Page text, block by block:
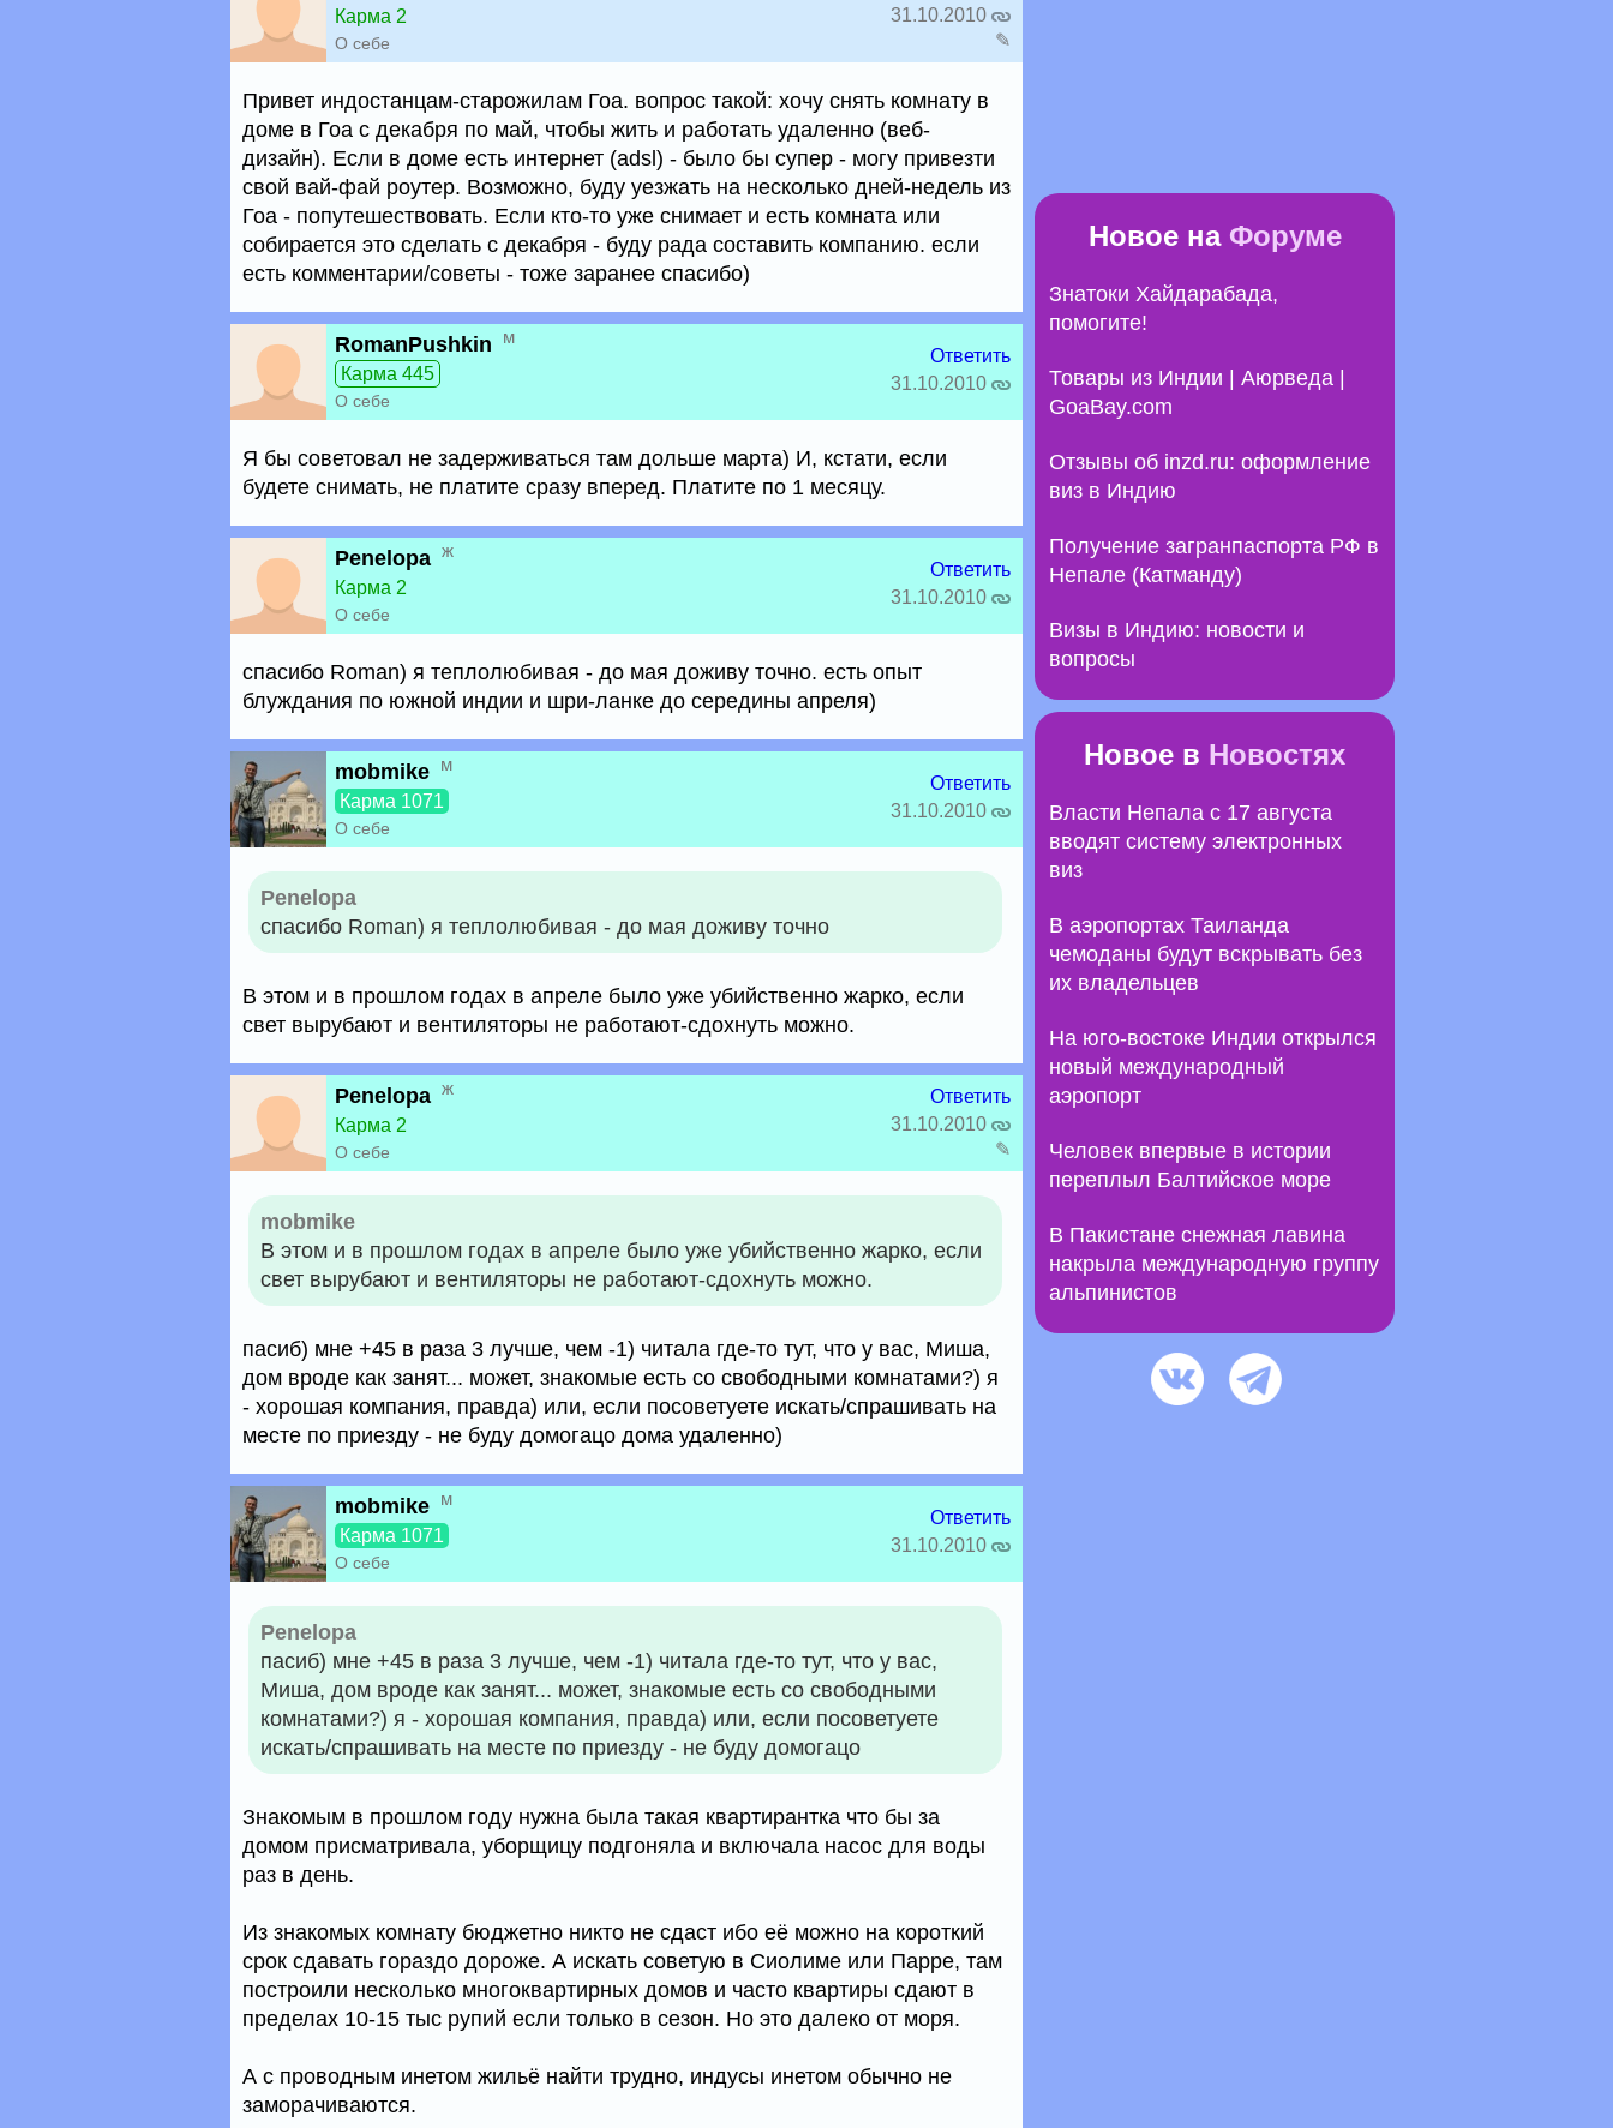
Карма 2
О себе
31.10.2010
✎
Привет индостанцам-старожилам Гоа. вопрос такой: хочу снять комнату в
доме в Гоа с декабря по май, чтобы жить и работать удаленно (веб-
дизайн). Если в доме есть интернет (adsl) - было бы супер - могу привезти
свой вай-фай роутер. Возможно, буду уезжать на несколько дней-недель из
Гоа - попутешествовать. Если кто-то уже снимает и есть комната или
собирается это сделать с декабря - буду рада составить компанию. если
есть комментарии/советы - тоже заранее спасибо)
RomanPushkin
м
Карма 445
О себе
Ответить
31.10.2010
Я бы советовал не задерживаться там дольше марта) И, кстати, если
будете снимать, не платите сразу вперед. Платите по 1 месяцу.
Penelopa ж
Карма 2
О себе
Ответить
31.10.2010
спасибо Roman) я теплолюбивая - до мая доживу точно. есть опыт
блуждания по южной индии и шри-ланке до середины апреля)
mobmike м
Карма 1071
О себе
Ответить
31.10.2010
Penelopa
спасибо Roman) я теплолюбивая - до мая доживу точно
В этом и в прошлом годах в апреле было уже убийственно жарко, если
свет вырубают и вентиляторы не работают-сдохнуть можно.
Penelopa ж
Карма 2
О себе
Ответить
31.10.2010
✎
mobmike
В этом и в прошлом годах в апреле было уже убийственно жарко, если
свет вырубают и вентиляторы не работают-сдохнуть можно.
пасиб) мне +45 в раза 3 лучше, чем -1) читала где-то тут, что у вас, Миша,
дом вроде как занят... может, знакомые есть со свободными комнатами?) я
- хорошая компания, правда) или, если посоветуете искать/спрашивать на
месте по приезду - не буду домогацо дома удаленно)
mobmike м
Карма 1071
О себе
Ответить
31.10.2010
Penelopa
пасиб) мне +45 в раза 3 лучше, чем -1) читала где-то тут, что у вас,
Миша, дом вроде как занят... может, знакомые есть со свободными
комнатами?) я - хорошая компания, правда) или, если посоветуете
искать/спрашивать на месте по приезду - не буду домогацо
Знакомым в прошлом году нужна была такая квартирантка что бы за
домом присматривала, уборщицу подгоняла и включала насос для воды
раз в день.
Из знакомых комнату бюджетно никто не сдаст ибо её можно на короткий
срок сдавать гораздо дороже. А искать советую в Сиолиме или Парре, там
построили несколько многоквартирных домов и часто квартиры сдают в
пределах 10-15 тыс рупий если только в сезон. Но это далеко от моря.
А с проводным инетом жильё найти трудно, индусы инетом обычно не
заморачиваются.
Новое на Форуме
Знатоки Хайдарабада,
помогите!
Товары из Индии | Аюрведа |
GoaBay.com
Отзывы об inzd.ru: оформление
виз в Индию
Получение загранпаспорта РФ в
Непале (Катманду)
Визы в Индию: новости и
вопросы
Новое в Новостях
Власти Непала с 17 августа
вводят систему электронных
виз
В аэропортах Таиланда
чемоданы будут вскрывать без
их владельцев
На юго-востоке Индии открылся
новый международный
аэропорт
Человек впервые в истории
переплыл Балтийское море
В Пакистане снежная лавина
накрыла международную группу
альпинистов